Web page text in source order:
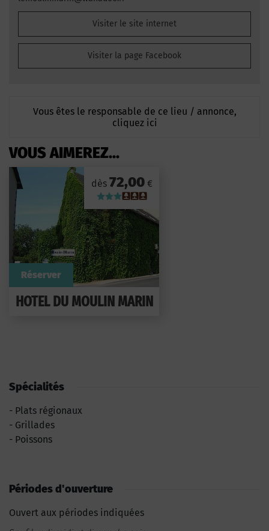
Visiter le site internet
Visiter la page Facebook
Vous êtes le responsable de ce lieu / annonce,
cliquez ici
VOUS AIMEREZ...
HOTEL DU MOULIN MARIN
dès 72,00€
Réserver
Spécialités
Plats régionaux
Grillades
Poissons
Périodes d'ouverture
Ouvert aux périodes indiquées